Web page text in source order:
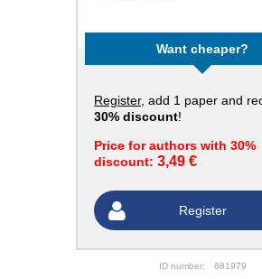
Want cheaper?
Register, add 1 paper and
30% discount!
Price for authors with 30%
discount: 3,49 €
Register
ID number: 681979